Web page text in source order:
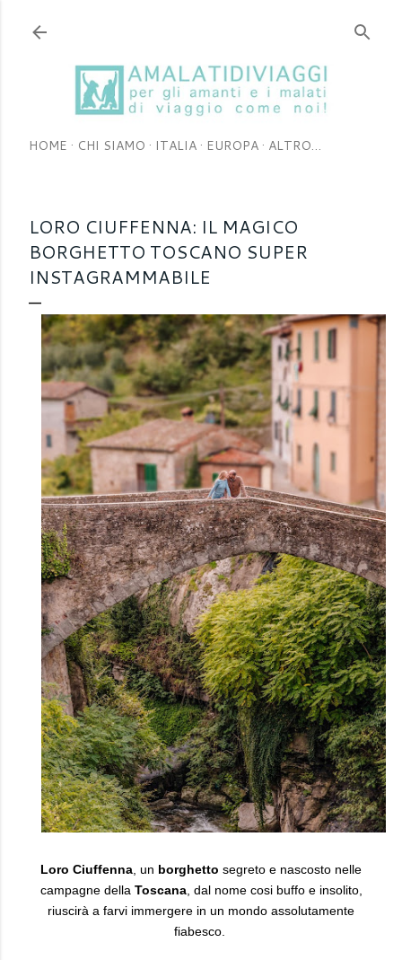
HOME CHI SIAMO ITALIA EUROPA ALTRO…
LORO CIUFFENNA: IL MAGICO
BORGHETTO TOSCANO SUPER
INSTAGRAMMABILE
Loro Ciuffenna, un borghetto segreto e nascosto nelle
campagne della Toscana, dal nome cosi buffo e insolito,
riuscirà a farvi immergere in un mondo assolutamente
fiabesco.